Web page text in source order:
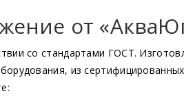
от
со стандартами ГОСТ.
из